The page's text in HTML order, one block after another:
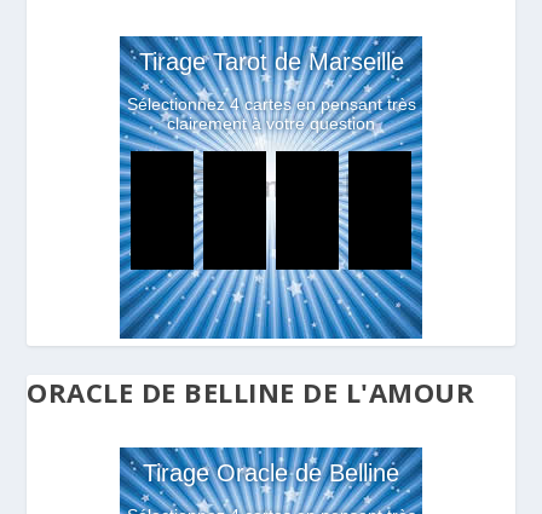
ORACLE DE BELLINE DE L'AMOUR